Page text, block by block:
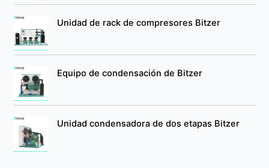
Unidad de rack de compresores Bitzer
Equipo de condensación de Bitzer
Unidad condensadora de dos etapas Bitzer